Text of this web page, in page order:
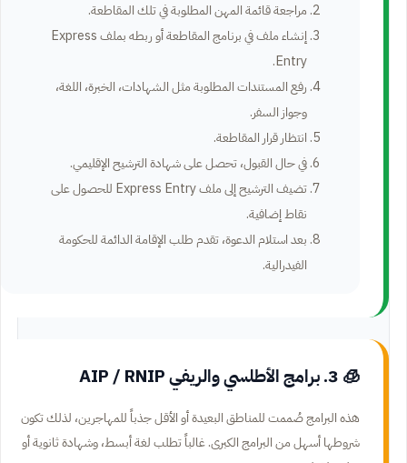
مراجعة قائمة المهن المطلوبة في تلك المقاطعة.
إنشاء ملف في برنامج المقاطعة أو ربطه بملف Express
Entry.
رفع المستندات المطلوبة مثل الشهادات، الخبرة، اللغة،
وجواز السفر.
انتظار قرار المقاطعة.
في حال القبول، تحصل على شهادة الترشيح الإقليمي.
تضيف الترشيح إلى ملف Express Entry للحصول على
نقاط إضافية.
بعد استلام الدعوة، تقدم طلب الإقامة الدائمة للحكومة
الفيدرالية.
🧊 3. برامج الأطلسي والريفي AIP / RNIP
هذه البرامج صُممت للمناطق البعيدة أو الأقل جذباً للمهاجرين، لذلك تكون
شروطها أسهل من البرامج الكبرى. غالباً تطلب لغة أبسط، وشهادة ثانوية أو